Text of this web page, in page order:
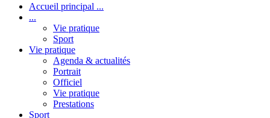
Accueil principal ...
...
Vie pratique
Sport
Vie pratique
Agenda & actualités
Portrait
Officiel
Vie pratique
Prestations
Sport